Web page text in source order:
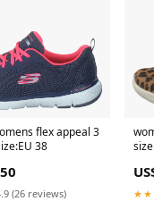
flex appeal 3
38
(26 reviews)